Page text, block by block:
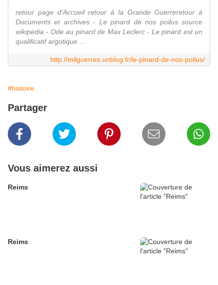
retour page d'Accueil retour à la Grande Guerreretour à
Documents et archives - Le pinard de nos poilus source
wikipedia - Ode au pinard de Max Leclerc - Le pinard est un
qualificatif argotique ...
http://milguerres.unblog.fr/le-pinard-de-nos-poilus/
#histoire
Partager
Vous aimerez aussi
Reims
Reims